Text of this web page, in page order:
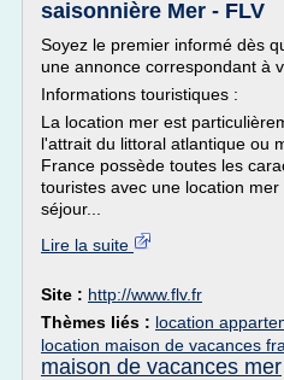
saisonnière Mer - FLV
Soyez le premier informé dès
une annonce correspondant à
Informations touristiques :
La location mer est
l'attrait du littoral atlantique ou
France possède toutes les
touristes avec une location
séjour...
Lire la suite
Site : http://www.flv.fr
Thèmes liés : location
location maison de vacances
maison de vacances mer